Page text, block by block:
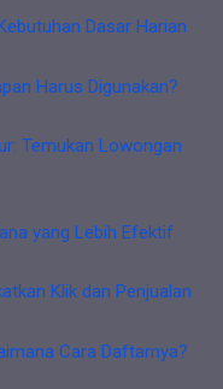
Dasar Harian
Harus Digunakan?
Temukan Lowongan
yang Lebih Efektif
Klik dan Penjualan
Cara Daftarnya?